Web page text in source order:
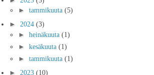
► tammikuuta (5)
► 2024 (3)
► heinäkuuta (1)
► kesäkuuta (1)
► tammikuuta (1)
► 2023 (10)